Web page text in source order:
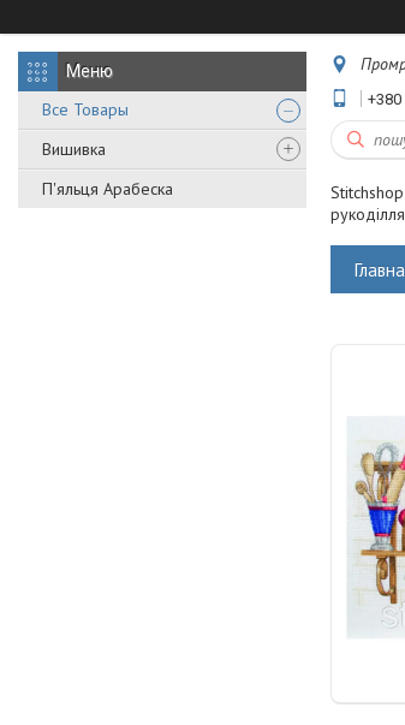
Все Товары
Вишивка
П'яльця Арабеска
+380
рукоділля